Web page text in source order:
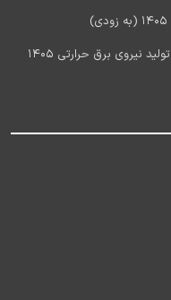
آخرین اخبار استخدام شرکت مادر تخصصی تولید نیروی برق حرارتی 1405